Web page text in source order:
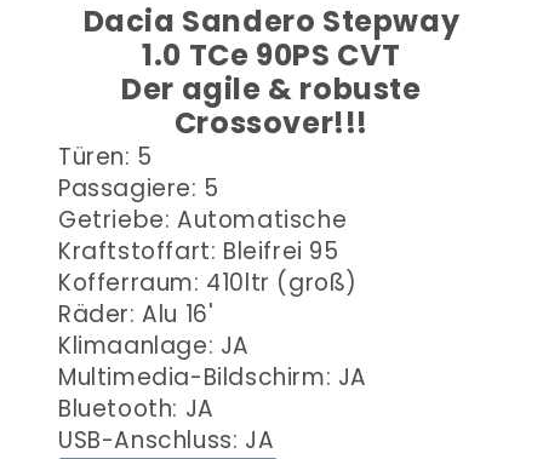
Dacia Sandero Stepway
1.0 TCe 90PS CVT
Der agile & robuste
Crossover!!!
Türen: 5
Passagiere: 5
Getriebe: Automatische
Kraftstoffart: Bleifrei 95
Kofferraum: 410ltr (groß)
Räder: Alu 16'
Klimaanlage: JA
Multimedia-Bildschirm: JA
Bluetooth: JA
USB-Anschluss: JA